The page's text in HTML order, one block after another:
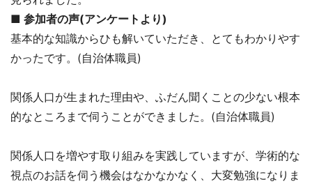
■ 参加者の声(アンケートより)
基本的な知識からひも解いていただき、とてもわかりやす
かったです。(自治体職員)
関係人口が生まれた理由や、ふだん聞くことの少ない根本
的なところまで伺うことができました。(自治体職員)
関係人口を増やす取り組みを実践していますが、学術的な
視点のお話を伺う機会はなかなかなく、大変勉強になりま